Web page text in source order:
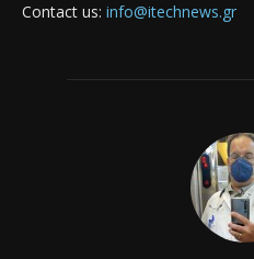
Contact us: info@itechnews.gr